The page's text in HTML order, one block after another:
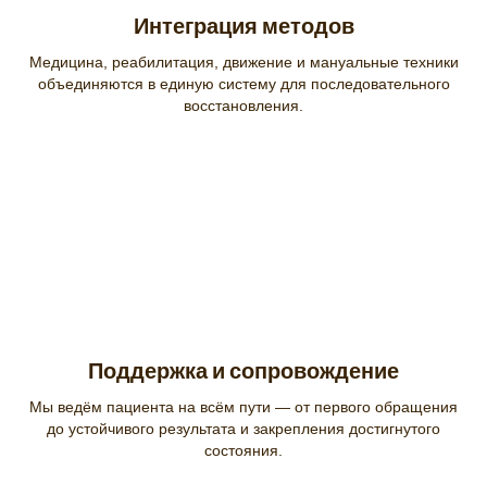
Интеграция методов
Медицина, реабилитация, движение и мануальные техники
объединяются в единую систему для последовательного
восстановления.
Поддержка и сопровождение
Мы ведём пациента на всём пути — от первого обращения
до устойчивого результата и закрепления достигнутого
состояния.